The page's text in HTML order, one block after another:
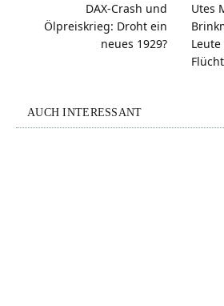
DAX-Crash und
Ölpreiskrieg: Droht ein
neues 1929?
Utes
AUCH INTERESSANT